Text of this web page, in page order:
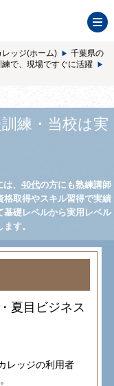
ッジ(ホーム)
千葉県の
で、現場ですぐに活躍
練・当校は実
、 40代の方にも熟練講師
取得やスキル習得で実績
基礎レベルから実用レベル
す。
夏目ビジネス
レッジの利用者